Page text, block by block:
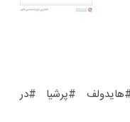
#پرشیا #در